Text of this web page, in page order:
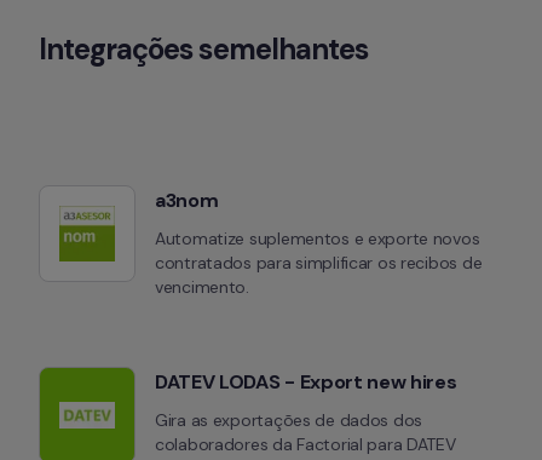
Integrações semelhantes
a3nom
Automatize suplementos e exporte novos
contratados para simplificar os recibos de
vencimento.
DATEV LODAS - Export new hires
Gira as exportações de dados dos
colaboradores da Factorial para DATEV